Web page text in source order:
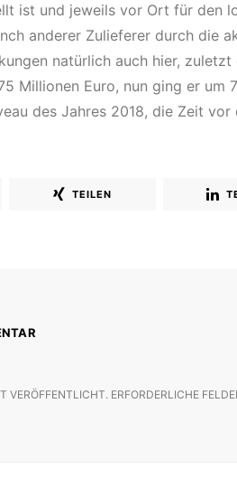
ist und jeweils vor Ort für den
anderer Zulieferer durch die
natürlich auch hier,
Millionen Euro, nun ging er um
des Jahres 2018, die Zeit vor
TEILEN
VERÖFFENTLICHT. ERFORDERLICHE